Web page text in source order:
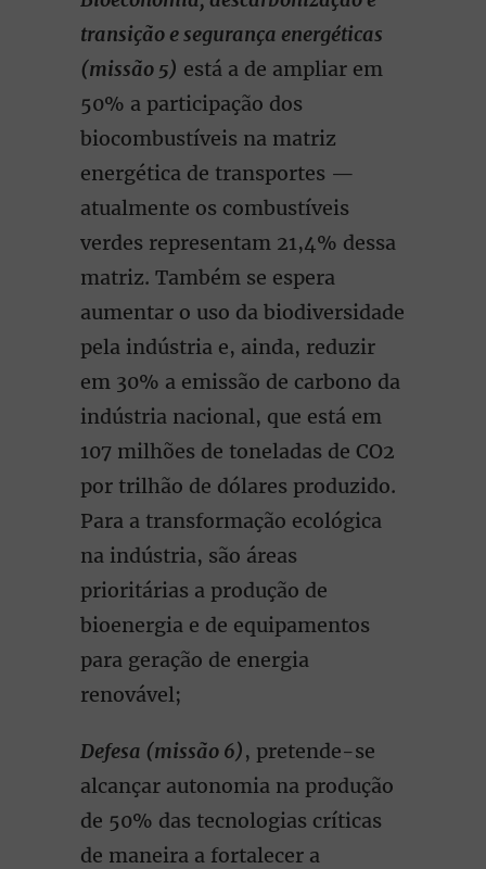
transição e segurança energéticas
(missão 5) está a de ampliar em
50% a participação dos
biocombustíveis na matriz
energética de transportes —
atualmente os combustíveis
verdes representam 21,4% dessa
matriz. Também se espera
aumentar o uso da biodiversidade
pela indústria e, ainda, reduzir
em 30% a emissão de carbono da
indústria nacional, que está em
107 milhões de toneladas de CO2
por trilhão de dólares produzido.
Para a transformação ecológica
na indústria, são áreas
prioritárias a produção de
bioenergia e de equipamentos
para geração de energia
renovável;
Defesa (missão 6), pretende-se
alcançar autonomia na produção
de 50% das tecnologias críticas
de maneira a fortalecer a